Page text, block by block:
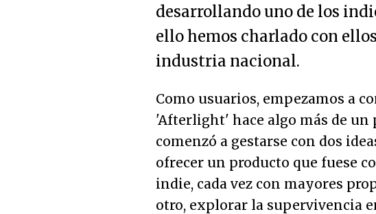
desarrollando uno de los
ello hemos charlado con
industria nacional.
Como usuarios, empezamos a
'Afterlight' hace algo más de un
comenzó a gestarse con dos
ofrecer un producto que fuese
indie, cada vez con mayores
otro, explorar la supervivencia